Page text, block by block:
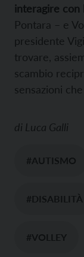
interagire con
Pontara – e
presidente
trovare,
scambio
sensazioni
di Luca Galli
#AUTISMO
#DISABILITÀ
#VOLLEY